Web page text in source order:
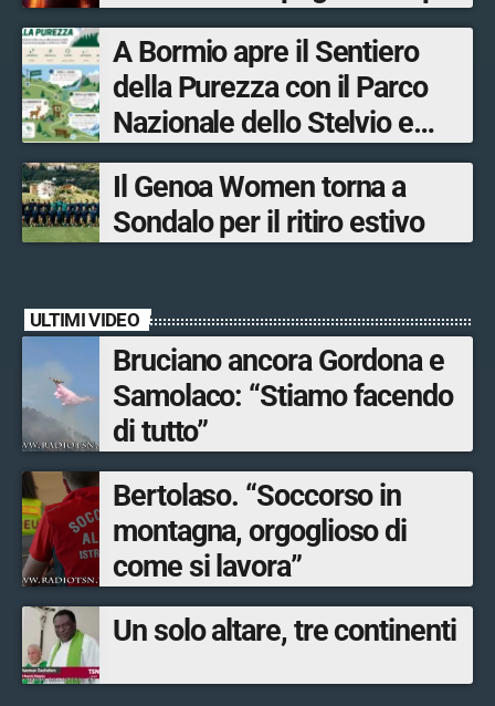
fronti, 48 volontari coinvolti
tra le province di Lecco,
Sondrio, Milano e Como
A Bormio apre il Sentiero
della Purezza con il Parco
Nazionale dello Stelvio e
Bormio Tourism
Il Genoa Women torna a
Sondalo per il ritiro estivo
ULTIMI VIDEO
Bruciano ancora Gordona e
Samolaco: “Stiamo facendo
di tutto”
Bertolaso. “Soccorso in
montagna, orgoglioso di
come si lavora”
Un solo altare, tre continenti